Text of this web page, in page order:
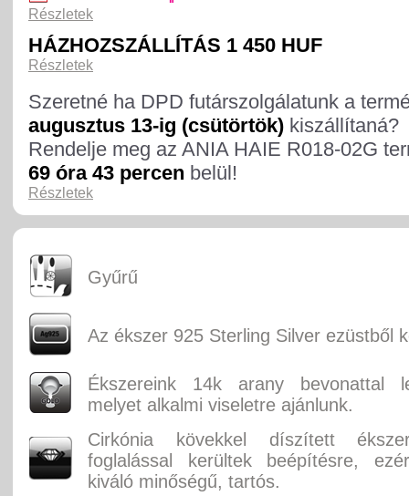
Részletek
HÁZHOZSZÁLLÍTÁS 1 450 HUF
Részletek
Szeretné ha DPD futárszolgálatunk a
augusztus 13-ig (csütörtök) kiszállítaná?
Rendelje meg az ANIA HAIE R018-02G
69 óra 43 percen belül!
Részletek
Gyűrű
Az ékszer 925 Sterling Silver ezüstből
Ékszereink 14k arany bevonattal
melyet alkalmi viseletre ajánlunk.
Cirkónia kövekkel díszített
foglalással kerültek beépítésre,
kiváló minőségű, tartós.